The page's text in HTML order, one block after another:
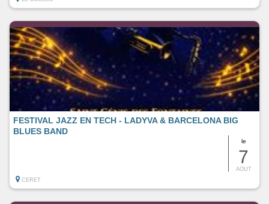
le
7
AOUT
FESTIVAL JAZZ EN TECH - LADYVA & BARCELONA BIG
BLUES BAND
CERET